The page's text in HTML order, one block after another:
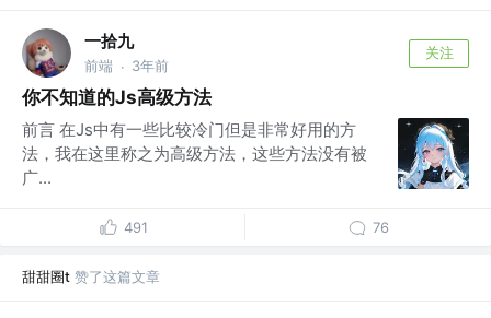
一拾九
前端 · 3年前
关注
你不知道的Js高级方法
前言 在Js中有一些比较冷门但是非常好用的方
法，我在这里称之为高级方法，这些方法没有被
广...
491 76
甜甜圈t 赞了这篇文章